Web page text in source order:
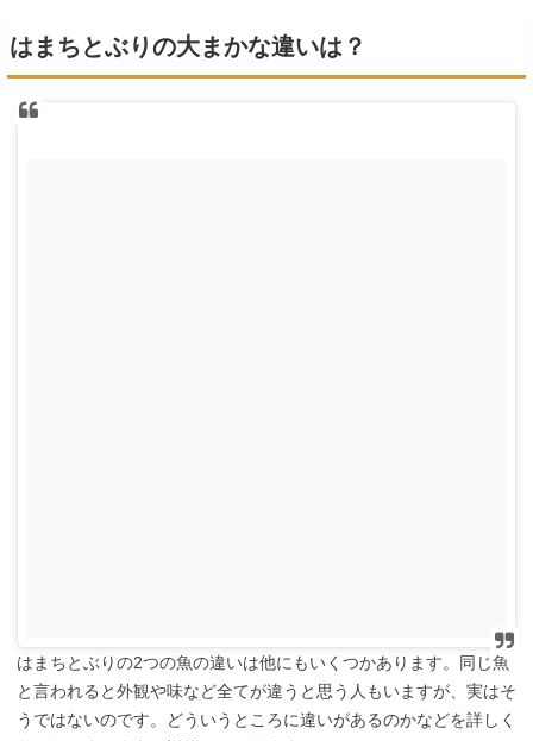
はまちとぶりの大まかな違いは？
はまちとぶりの2つの魚の違いは他にもいくつかあります。同じ魚
と言われると外観や味など全てが違うと思う人もいますが、実はそ
うではないのです。どういうところに違いがあるのかなどを詳しく